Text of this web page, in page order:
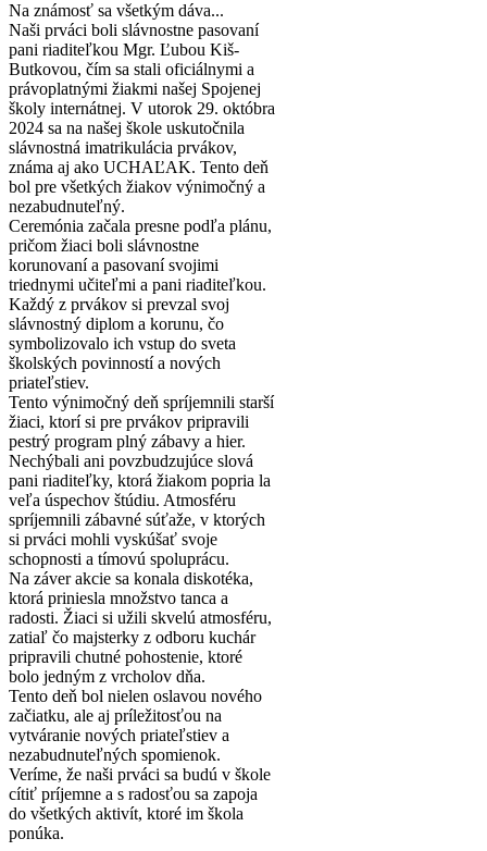
Na známosť sa všetkým dáva...
Naši prváci boli slávnostne pasovaní
pani riaditeľkou Mgr. Ľubou Kiš-
Butkovou, čím sa stali oficiálnymi a
právoplatnými žiakmi našej Spojenej
školy internátnej. V utorok 29. októbra
2024 sa na našej škole uskutočnila
slávnostná imatrikulácia prvákov,
známa aj ako UCHAĽAK. Tento deň
bol pre všetkých žiakov výnimočný a
nezabudnuteľný.
Ceremónia začala presne podľa plánu,
pričom žiaci boli slávnostne
korunovaní a pasovaní svojimi
triednymi učiteľmi a pani riaditeľkou.
Každý z prvákov si prevzal svoj
slávnostný diplom a korunu, čo
symbolizovalo ich vstup do sveta
školských povinností a nových
priateľstiev.
Tento výnimočný deň spríjemnili starší
žiaci, ktorí si pre prvákov pripravili
pestrý program plný zábavy a hier.
Nechýbali ani povzbudzujúce slová
pani riaditeľky, ktorá žiakom popria la
veľa úspechov štúdiu. Atmosféru
spríjemnili zábavné súťaže, v ktorých
si prváci mohli vyskúšať svoje
schopnosti a tímovú spoluprácu.
Na záver akcie sa konala diskotéka,
ktorá priniesla množstvo tanca a
radosti. Žiaci si užili skvelú atmosféru,
zatiaľ čo majsterky z odboru kuchár
pripravili chutné pohostenie, ktoré
bolo jedným z vrcholov dňa.
Tento deň bol nielen oslavou nového
začiatku, ale aj príležitosťou na
vytváranie nových priateľstiev a
nezabudnuteľných spomienok.
Veríme, že naši prváci sa budú v škole
cítiť príjemne a s radosťou sa zapoja
do všetkých aktivít, ktoré im škola
ponúka.